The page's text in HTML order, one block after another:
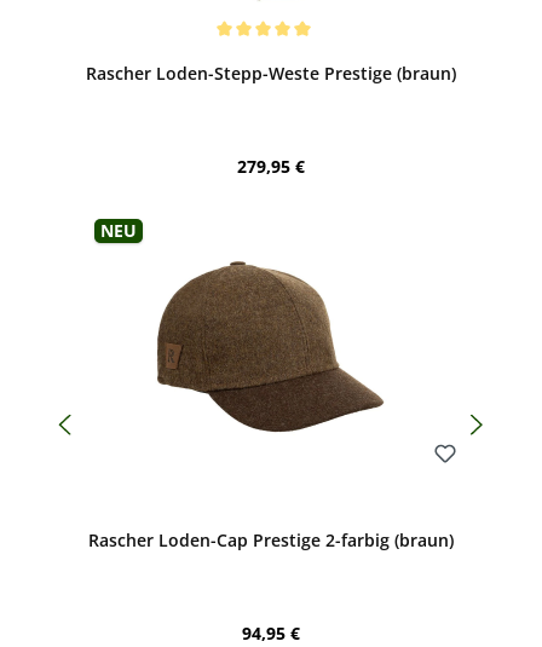
Rascher Loden-Stepp-Weste Prestige (braun)
Regulärer Preis:
279,95 €
Neu
Rascher Loden-Cap Prestige 2-farbig (braun)
Regulärer Preis:
94,95 €